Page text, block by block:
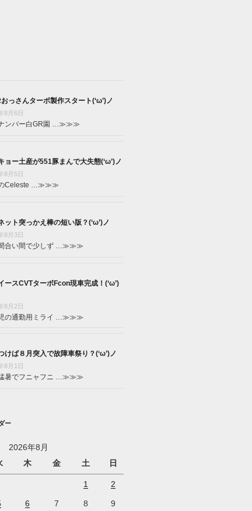
っさんターボ製作スタート(‘ω’)ノ
8月6日
ンバー白GR園 …≫≫≫
ョー土産が551豚まんで大失態(‘ω’)ノ
8月5日
Celeste …≫≫≫
ット突っかえ棒の短い版？(‘ω’)ノ
8月3日
合い間で少しず …≫≫≫
ースCVTターボFcon現車完成！(‘ω’)
8月2日
の通勤用ミライ …≫≫≫
けば８月突入で故障車祭り？(‘ω’)ノ
8月1日
暑でフニャフニ …≫≫≫
ー
2026年8月
木 金 土 日
1 2
6 7 8 9